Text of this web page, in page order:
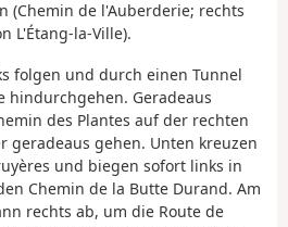
(Chemin de l'Auberderie; rechts
L'Étang-la-Ville).
folgen und durch einen Tunnel
hindurchgehen. Geradeaus
des Plantes auf der rechten
geradeaus gehen. Unten kreuzen
und biegen sofort links in
Chemin de la Butte Durand. Am
rechts ab, um die Route de